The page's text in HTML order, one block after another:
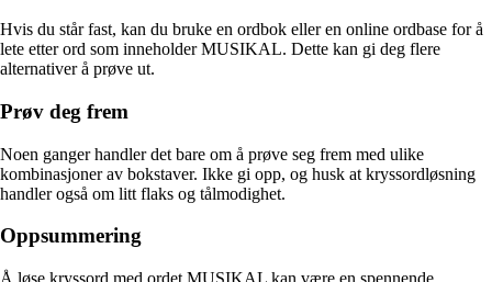
Hvis du står fast, kan du bruke en ordbok eller en online ordbase for å
lete etter ord som inneholder MUSIKAL. Dette kan gi deg flere
alternativer å prøve ut.
Prøv deg frem
Noen ganger handler det bare om å prøve seg frem med ulike
kombinasjoner av bokstaver. Ikke gi opp, og husk at kryssordløsning
handler også om litt flaks og tålmodighet.
Oppsummering
Å løse kryssord med ordet MUSIKAL kan være en spennende